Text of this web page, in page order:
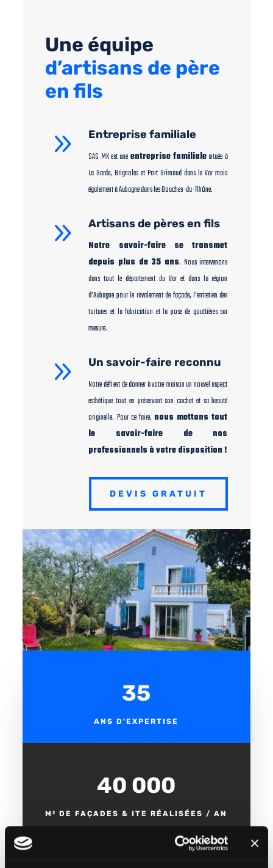
Une équipe
d’artisans de père
en fils
9 Entreprise familiale
SAS MK est uneentreprise familialesituée à
La Garde, Brignoles et Port Grimaud dans le Var mais
également à Aubagne dans les Bouches-du-Rhône.
9 Artisans de pères en fils
Notre savoir-faire se transmet
depuis plus de 35 ans. Nous intervenons
dans tout le département du Var et dans la région
d’Aubagne pour le ravalement de façade, l’entretien des
toitures et la fabrication et la pose de gouttières sur
mesure.
9 Un savoir-faire reconnu
Notre défi est de donner à votre maison un nouvel aspect
esthétique tout en préservant son cachet et sa beauté
originelle. Pour ce faire, nous mettons tout
le savoir-faire de nos
professionnels à votre disposition !
DEVIS GRATUIT
35
ANS D'EXPERTISE
40 000
M² DE FAÇADES & ITE RÉALISÉES / AN